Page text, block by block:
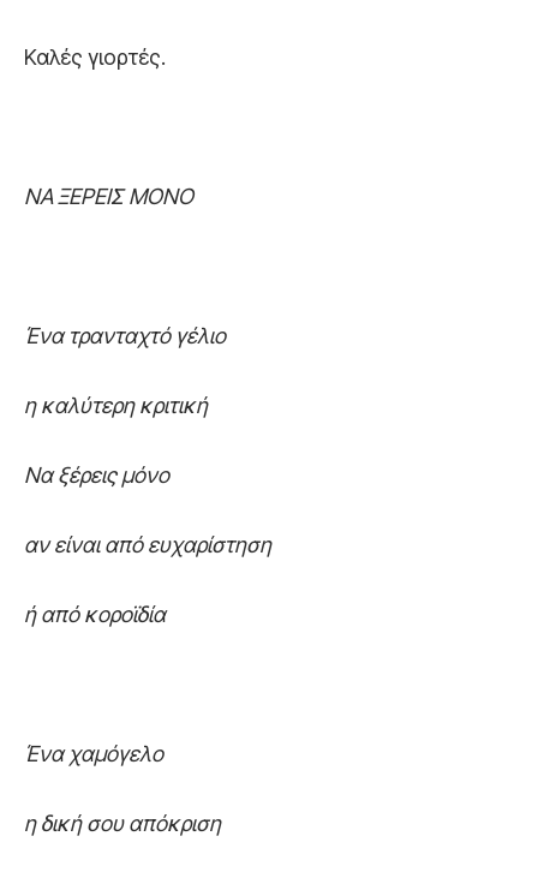
Καλές γιορτές.
ΝΑ ΞΕΡΕΙΣ ΜΟΝΟ
Ένα τρανταχτό γέλιο
η καλύτερη κριτική
Να ξέρεις μόνο
αν είναι από ευχαρίστηση
ή από κοροϊδία
Ένα χαμόγελο
η δική σου απόκριση